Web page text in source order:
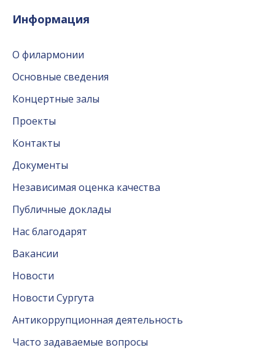
Информация
О филармонии
Основные сведения
Концертные залы
Проекты
Контакты
Документы
Независимая оценка качества
Публичные доклады
Нас благодарят
Вакансии
Новости
Новости Сургута
Антикоррупционная деятельность
Часто задаваемые вопросы